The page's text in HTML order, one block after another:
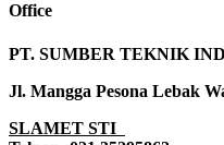
Office
PT. SUMBER TEKNIK
Jl. Mangga Pesona Lebak
SLAMET STI